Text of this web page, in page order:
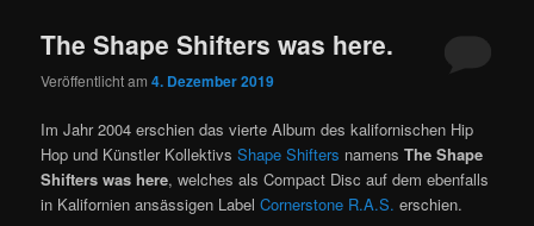
The Shape Shifters was here.
Veröffentlicht am4. Dezember 2019
Im Jahr 2004 erschien das vierte Album des kalifornischen Hip
Hop und Künstler KollektivsShape Shifters namensThe Shape
Shifters was here, welches als Compact Disc auf dem ebenfalls
in Kalifornien ansässigen LabelCornerstone R.A.S. erschien.